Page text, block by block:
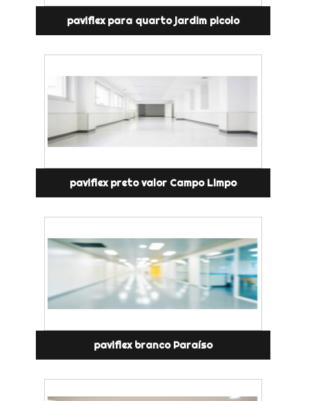
paviflex para quarto jardim picolo
paviflex preto valor Campo Limpo
paviflex branco Paraíso